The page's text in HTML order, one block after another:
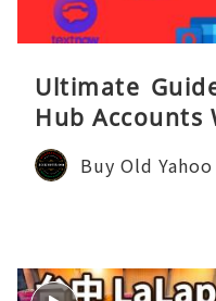
Ultimate
Hub Accounts
Buy Old